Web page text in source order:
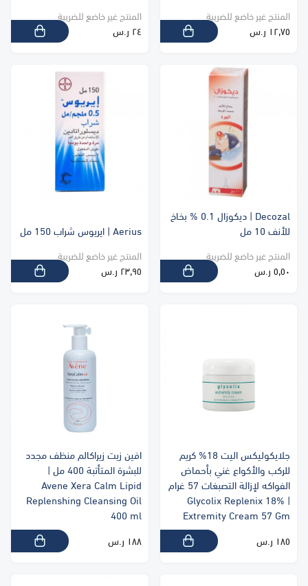
المنتج غير خاضع للضريبة
١٢٫٧٥ ر.س
المنتج غير خاضع للضريبة
٢٤ ر.س
Decozal | ديكوزال 0.1 % بخاخ
للأنف 10 مل
المنتج غير خاضع للضريبة
٥٫٥٠ ر.س
Aerius | ايريوس شراب 150 مل
المنتج غير خاضع للضريبة
٢٣٫٩٥ ر.س
جلايكوليكس اليت 18% كريم
للركب والأكواع غني بأحماض
الفواكه لإزالة التصبغات 57 غرام
| Glycolix Replenix 18%
Extremity Cream 57 Gm
١٨٥ ر.س
افين زيت زيراكالم منظف مجدد
للبشرة المتأتبة 400 مل |
Avene Xera Calm Lipid
Replenshing Cleansing Oil
400 ml
١٨٨ ر.س